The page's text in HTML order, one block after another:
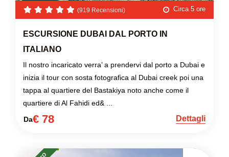
(919 Recensioni) Circa 5 ore
ESCURSIONE DUBAI DAL PORTO IN
ITALIANO
Il nostro incaricato verra’ a prendervi dal porto a Dubai e
inizia il tour con sosta fotografica al Dubai creek poi una
tappa al quartiere del Bastakiya noto anche come il
quartiere di Al Fahidi ed& ...
Da€ 78 Dettagli